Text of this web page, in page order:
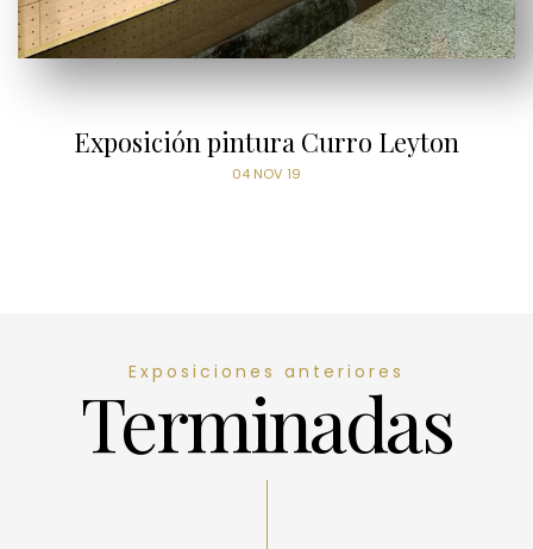
Exposición pintura Curro Leyton
04 NOV 19
Exposiciones anteriores
Terminadas